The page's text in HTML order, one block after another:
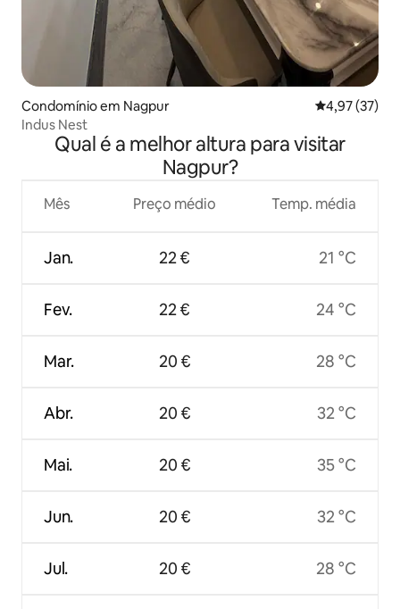
Condomínio em Nagpur Classificação
4,97 (37)
Indus Nest
Qual é a melhor altura para visitar
Nagpur?
Mês
Jan.
Fev.
Mar.
Abr.
Mai.
Jun.
Jul.
Preço médio
22 €
22 €
20 €
20 €
20 €
20 €
20 €
Temp. média
21 °C
24 °C
28 °C
32 °C
35 °C
32 °C
28 °C